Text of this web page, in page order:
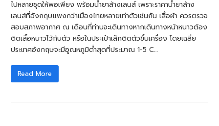
ไปหลายชุดให้พอเพียง พร้อมน้ำยาล้างเลนส์ เพราะราคาน้ำยาล้าง
เลนส์ที่อังกฤษแพงกว่าเมืองไทยหลายเท่าตัวเช่นกัน เสื้อผ้า ควรตรวจ
สอบสภาพอากาศ ณ เดือนที่ท่านจะเดินทางหากเดินทางหน้าหนาวต้อง
ติดเสื้อหนาวไว้กับตัว หรือในประเป๋าเล็กติดตัวขึ้นเครื่อง โดยเฉลี่ย
ประเทศอังกฤษจะมีอูณหภูมิต่ำสุดที่ประมาณ 1-5 C…
Read More